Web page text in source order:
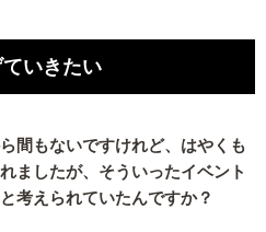
いきたい
間もないですけれど、はやくも
ましたが、そういったイベント
考えられていたんですか？